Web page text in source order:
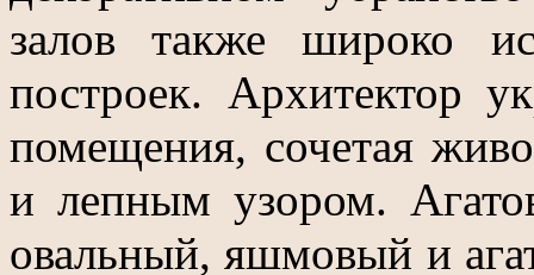
залов также широко
построек. Архитектор
помещения, сочетая
и лепным узором.
овальный, яшмовый и